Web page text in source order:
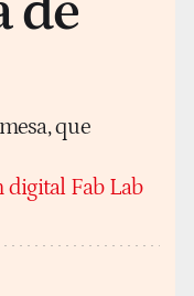
que
digital Fab Lab